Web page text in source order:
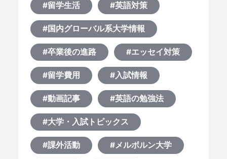
#留学生活 #英語対策
#国内グローバル系大学情報
#卒業後の進路 #エッセイ対策
#留学費用 #入試情報
#動画記事 #英語の勉強法
#大学・入試トピックス
#課外活動 #メルボルン大学